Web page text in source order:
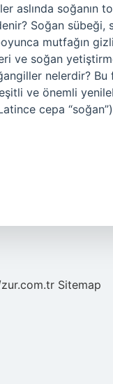
aslında soğanın
Soğan
mutfağın
ve soğan
nelerdir?
ve önemli
cepa
Sitemap